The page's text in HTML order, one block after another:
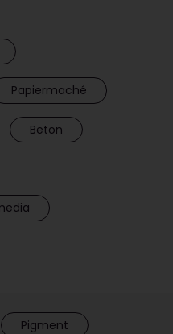
Papiermaché
Beton
Pigment